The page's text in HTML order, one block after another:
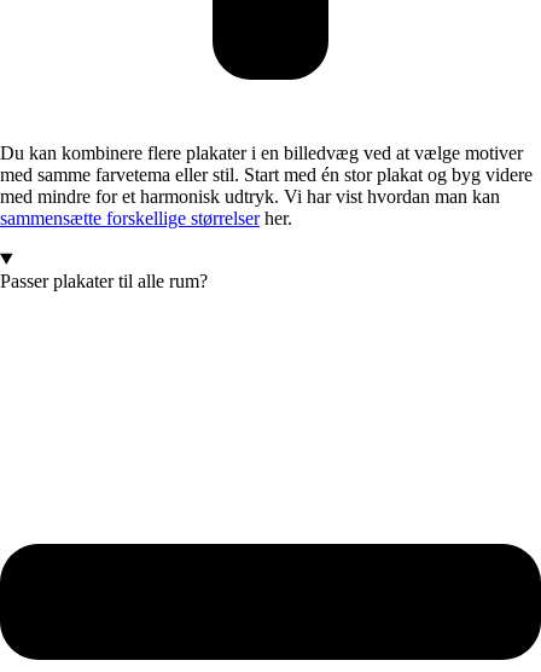
Du kan kombinere flere plakater i en billedvæg ved at vælge motiver
med samme farvetema eller stil. Start med én stor plakat og byg videre
med mindre for et harmonisk udtryk. Vi har vist hvordan man kan
sammensætte forskellige størrelserher.
Passer plakater til alle rum?